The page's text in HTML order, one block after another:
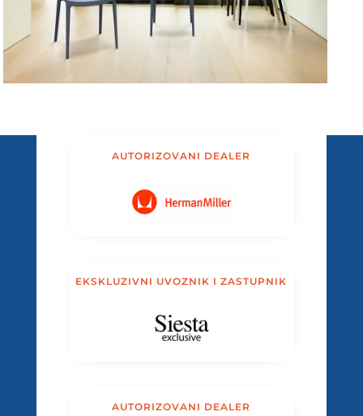
AUTORIZOVANI DEALER
EKSKLUZIVNI UVOZNIK I ZASTUPNIK
AUTORIZOVANI DEALER